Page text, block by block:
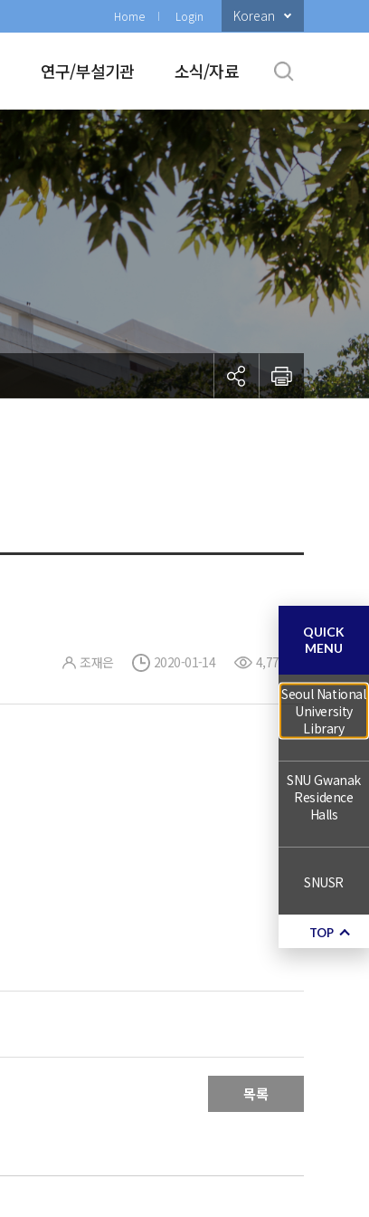
Home Login Korean
연구/부설기관 소식/자료
조재은 2020-01-14 4,779
목록
QUICK
MENU
Seoul National
University
Library
SNU Gwanak
Residence
Halls
SNUSR
TOP